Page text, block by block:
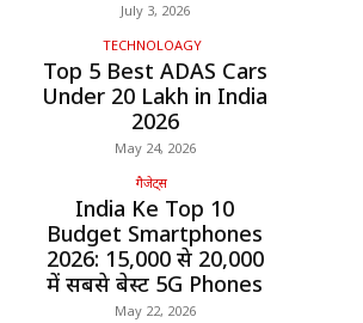
July 3, 2026
TECHNOLOAGY
Top 5 Best ADAS Cars
Under ₹20 Lakh in India
2026
May 24, 2026
गैजेट्स
India Ke Top 10
Budget Smartphones
2026: ₹15,000 से ₹20,000
में सबसे बेस्ट 5G Phones
May 22, 2026